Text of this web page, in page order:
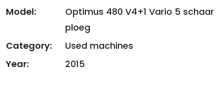
Model:
Optimus 480 V4+1 Vario 5 schaar
ploeg
Category:
Used machines
Year:
2015